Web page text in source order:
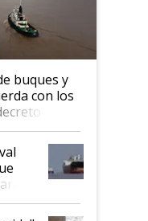
buques y
con los
de